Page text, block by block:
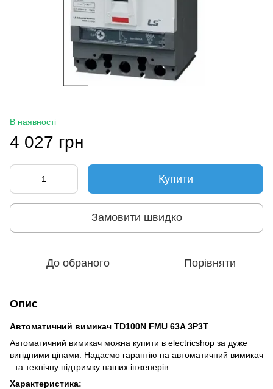
В наявності
4 027 грн
Купити
Замовити швидко
До обраного Порівняти
Опис
Автоматичний вимикач TD100N FMU 63A 3P3T
Автоматичний вимикач можна купити в electricshop за дуже
вигідними цінами. Надаємо гарантію на автоматичний вимикач
та технічну підтримку наших інженерів.
Характеристика: